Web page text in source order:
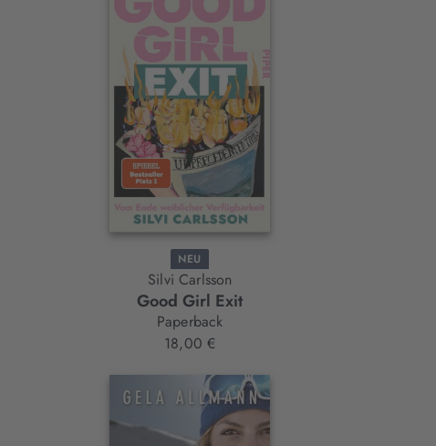
NEU
Silvi Carlsson
Good Girl Exit
Paperback
18,00 €